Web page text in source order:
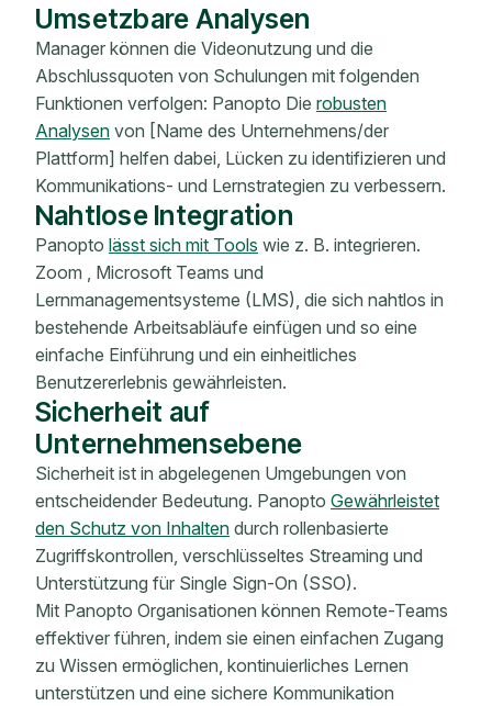
Umsetzbare Analysen
Manager können die Videonutzung und die
Abschlussquoten von Schulungen mit folgenden
Funktionen verfolgen: Panopto Die robusten
Analysen von [Name des Unternehmens/der
Plattform] helfen dabei, Lücken zu identifizieren und
Kommunikations- und Lernstrategien zu verbessern.
Nahtlose Integration
Panopto lässt sich mit Tools wie z. B. integrieren.
Zoom , Microsoft Teams und
Lernmanagementsysteme (LMS), die sich nahtlos in
bestehende Arbeitsabläufe einfügen und so eine
einfache Einführung und ein einheitliches
Benutzererlebnis gewährleisten.
Sicherheit auf
Unternehmensebene
Sicherheit ist in abgelegenen Umgebungen von
entscheidender Bedeutung. Panopto Gewährleistet
den Schutz von Inhalten durch rollenbasierte
Zugriffskontrollen, verschlüsseltes Streaming und
Unterstützung für Single Sign-On (SSO).
Mit Panopto Organisationen können Remote-Teams
effektiver führen, indem sie einen einfachen Zugang
zu Wissen ermöglichen, kontinuierliches Lernen
unterstützen und eine sichere Kommunikation